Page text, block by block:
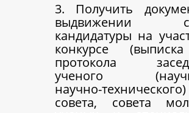
3. Получить
выдвижении
кандидатуры на
конкурсе
протокола
ученого
научно-технического)
совета, совета